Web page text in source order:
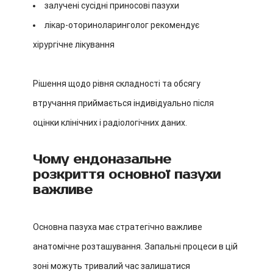
залучені сусідні приносові пазухи
лікар-оториноларинголог рекомендує
хірургічне лікування
Рішення щодо рівня складності та обсягу
втручання приймається індивідуально після
оцінки клінічних і радіологічних даних.
Чому ендоназальне
розкриття основної пазухи
важливе
Основна пазуха має стратегічно важливе
анатомічне розташування. Запальні процеси в цій
зоні можуть тривалий час залишатися